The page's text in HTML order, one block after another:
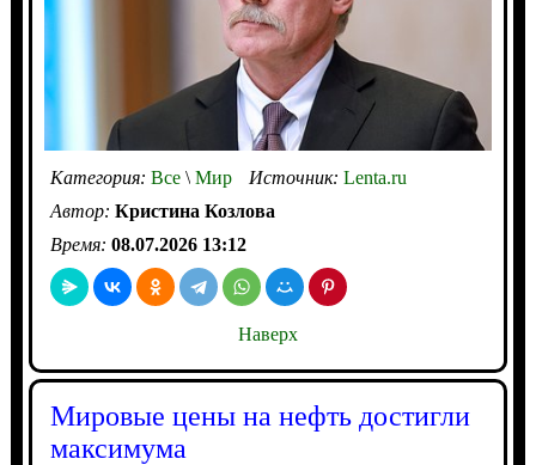
Категория: Все\Мир Источник: Lenta.ru
Автор: Кристина Козлова
Время: 08.07.2026 13:12
Наверх
Мировые цены на нефть достигли
максимума